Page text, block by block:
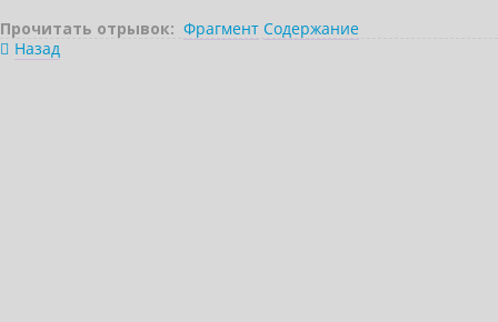
Прочитать отрывок: Фрагмент Содержание
Назад